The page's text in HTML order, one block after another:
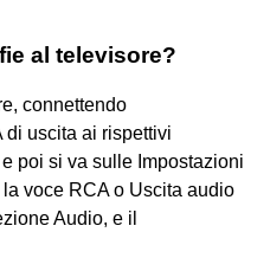
al televisore?
connettendo
uscita ai rispettivi
poi si va sulle Impostazioni
voce RCA o Uscita audio
Audio, e il